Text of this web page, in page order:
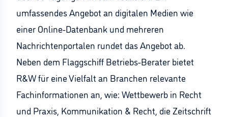
umfassendes Angebot an digitalen Medien wie
einer Online-Datenbank und mehreren
Nachrichtenportalen rundet das Angebot ab.
Neben dem Flaggschiff Betriebs-Berater bietet
R&W für eine Vielfalt an Branchen relevante
Fachinformationen an, wie: Wettbewerb in Recht
und Praxis, Kommunikation & Recht, die Zeitschrift